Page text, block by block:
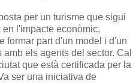
per un turisme que sigui
l'impacte econòmic,
formar part d'un model i d'un
els agents del sector. Cal
que està certificada per la
ser una iniciativa de